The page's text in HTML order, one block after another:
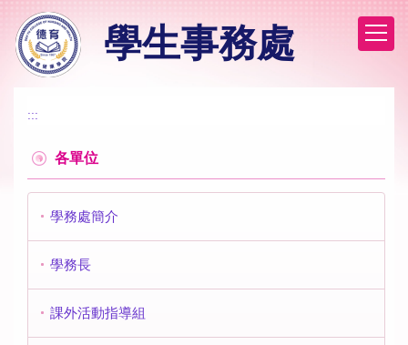
到
主
學生事務處
:::
各單位
學務處簡介
學務長
課外活動指導組